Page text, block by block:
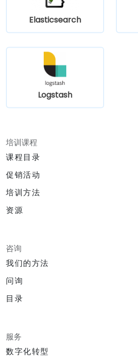
Elasticsearch
Logstash
培训课程
课程目录
促销活动
培训方法
资源
咨询
我们的方法
问询
目录
服务
数字化转型